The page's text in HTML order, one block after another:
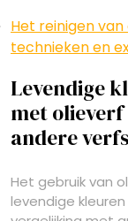
Het reinigen
technieken en
Levendige
met
andere
Het gebruik van
levendige